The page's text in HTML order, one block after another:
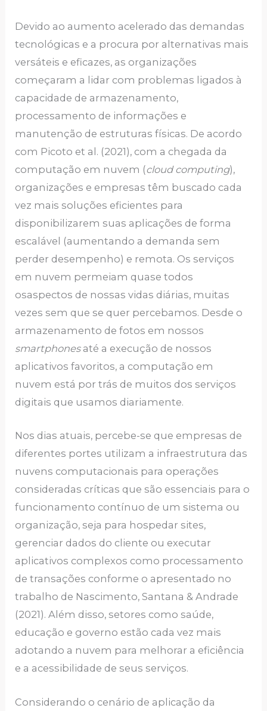
Devido ao aumento acelerado das demandas
tecnológicas e a procura por alternativas mais
versáteis e eficazes, as organizações
começaram a lidar com problemas ligados à
capacidade de armazenamento,
processamento de informações e
manutenção de estruturas físicas. De acordo
com Picoto et al. (2021), com a chegada da
computação em nuvem (cloud computing),
organizações e empresas têm buscado cada
vez mais soluções eficientes para
disponibilizarem suas aplicações de forma
escalável (aumentando a demanda sem
perder desempenho) e remota. Os serviços
em nuvem permeiam quase todos
osaspectos de nossas vidas diárias, muitas
vezes sem que se quer percebamos. Desde o
armazenamento de fotos em nossos
smartphonesaté a execução de nossos
aplicativos favoritos, a computação em
nuvem está por trás de muitos dos serviços
digitais que usamos diariamente.
Nos dias atuais, percebe-se que empresas de
diferentes portes utilizam a infraestrutura das
nuvens computacionais para operações
consideradas críticas que são essenciais para o
funcionamento contínuo de um sistema ou
organização, seja para hospedar sites,
gerenciar dados do cliente ou executar
aplicativos complexos como processamento
de transações conforme o apresentado no
trabalho de Nascimento, Santana & Andrade
(2021). Além disso, setores como saúde,
educação e governo estão cada vez mais
adotando a nuvem para melhorar a eficiência
e a acessibilidade de seus serviços.
Considerando o cenário de aplicação da